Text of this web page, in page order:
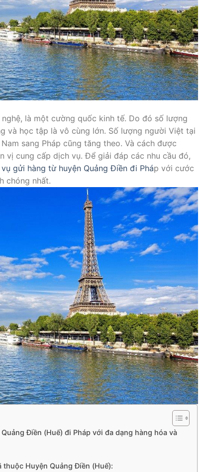
là một cường quốc kinh tế. Do đó số lượng
và học tập là vô cùng lớn. Số lượng người Việt tại
sang Pháp cũng tăng theo. Và cách được
vị cung cấp dịch vụ. Để giải đáp các nhu cầu đó,
gửi hàng từ huyện Quảng Điền đi Pháp với cước
chóng nhất.
Điền (Huế) đi Pháp với đa dạng hàng hóa và
Huyện Quảng Điền (Huế):